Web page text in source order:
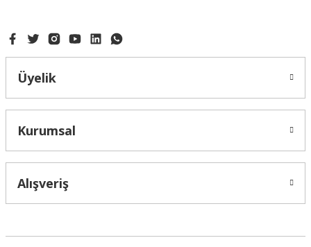
Üyelik
Kurumsal
Alışveriş